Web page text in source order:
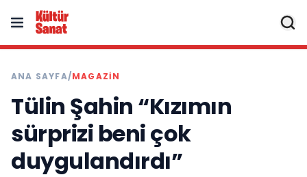
ANA SAYFA/MAGAZIN
Tülin Şahin “Kızımın
sürprizi beni çok
duygulandırdı”